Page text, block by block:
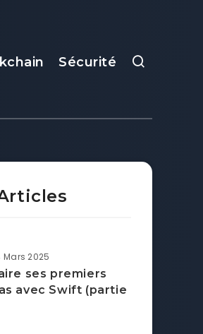
Sécurité
Mars 2025
ses premiers
avec Swift (partie